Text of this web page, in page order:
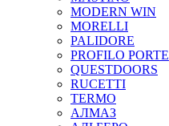
MODERN WIN
MORELLI
PALIDORE
PROFILO PORTE
QUESTDOORS
RUCETTI
TERMO
АЛМАЗ